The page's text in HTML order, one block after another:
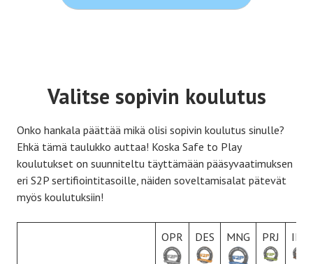
Valitse sopivin koulutus
Onko hankala päättää mikä olisi sopivin koulutus sinulle?
Ehkä tämä taulukko auttaa! Koska Safe to Play
koulutukset on suunniteltu täyttämään pääsyvaatimuksen
eri S2P sertifiointitasoille, näiden soveltamisalat pätevät
myös koulutuksiin!
OPR DES MNG PRJ INS